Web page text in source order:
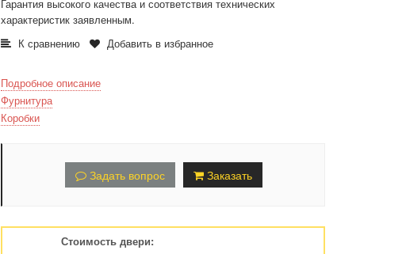
Гарантия высокого качества и соответствия технических
характеристик заявленным.
К сравнению
Добавить в избранное
Подробное описание
Фурнитура
Коробки
Задать вопрос Заказать
Стоимость двери: